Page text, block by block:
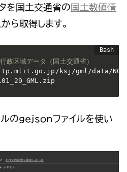
を国土交通省の 国土数値情
から取得します。
政区域データ（国土交通省）
ルのgejsonファイルを使い